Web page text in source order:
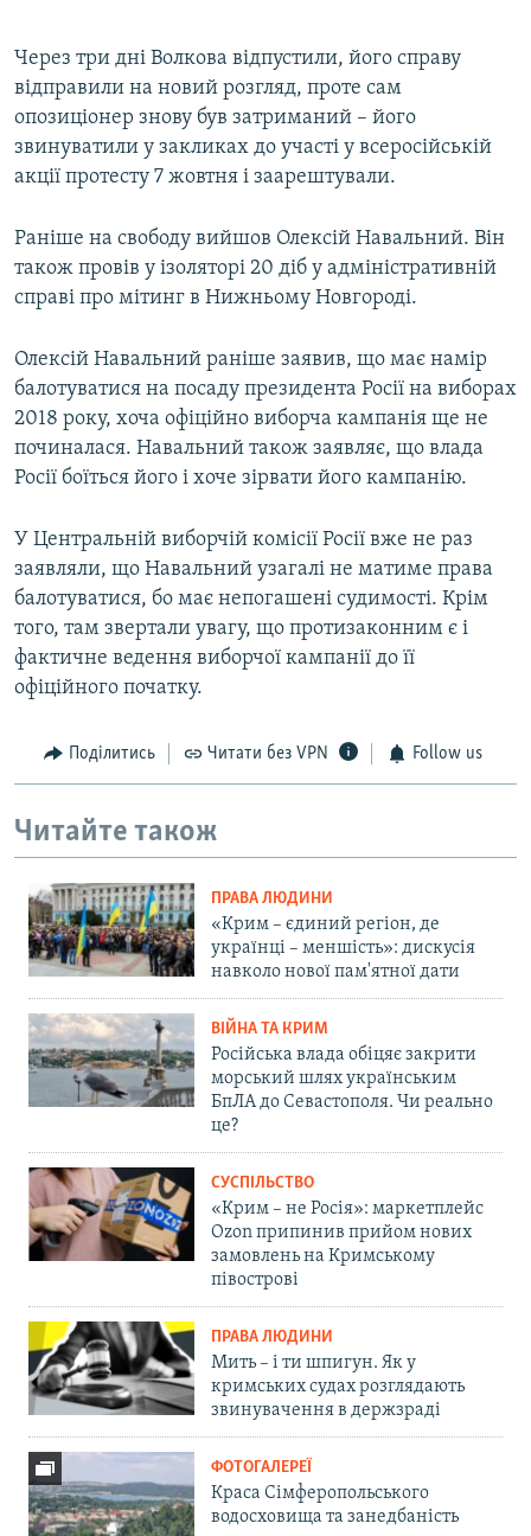
Через три дні Волкова відпустили, його справу
відправили на новий розгляд, проте сам
опозиціонер знову був затриманий – його
звинуватили у закликах до участі у всеросійській
акції протесту 7 жовтня і заарештували.
Раніше на свободу вийшов Олексій Навальний. Він
також провів у ізоляторі 20 діб у адміністративній
справі про мітинг в Нижньому Новгороді.
Олексій Навальний раніше заявив, що має намір
балотуватися на посаду президента Росії на виборах
2018 року, хоча офіційно виборча кампанія ще не
починалася. Навальний також заявляє, що влада
Росії боїться його і хоче зірвати його кампанію.
У Центральній виборчій комісії Росії вже не раз
заявляли, що Навальний узагалі не матиме права
балотуватися, бо має непогашені судимості. Крім
того, там звертали увагу, що протизаконним є і
фактичне ведення виборчої кампанії до її
офіційного початку.
Поділитись Читати без VPN Follow us
Читайте також
ПРАВА ЛЮДИНИ
«Крим – єдиний регіон, де
українці – меншість»: дискусія
навколо нової пам'ятної дати
ВІЙНА ТА КРИМ
Російська влада обіцяє закрити
морський шлях українським
БпЛА до Севастополя. Чи реально
це?
СУСПІЛЬСТВО
«Крим – не Росія»: маркетплейс
Ozon припинив прийом нових
замовлень на Кримському
півострові
ПРАВА ЛЮДИНИ
Мить – і ти шпигун. Як у
кримських судах розглядають
звинувачення в держзраді
ФОТОГАЛЕРЕЇ
Краса Сімферопольського
водосховища та занедбаність